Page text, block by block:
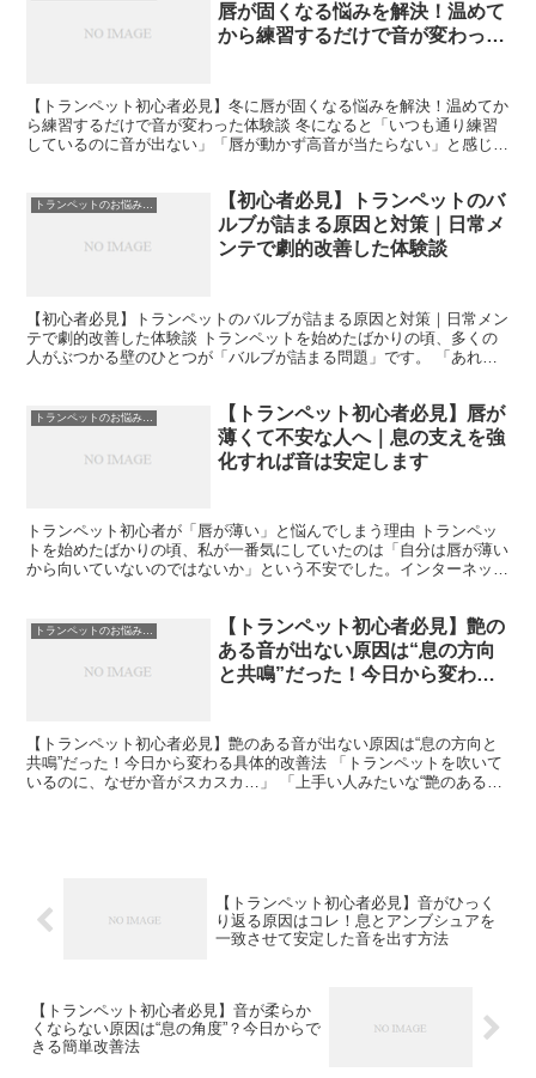
唇が固くなる悩みを解決！温めて
から練習するだけで音が変わった
【トランペット初心者必見】冬に唇が固くなる悩みを解決！温めてか
ら練習するだけで音が変わった体験談 冬になると「いつも通り練習
しているのに音が出ない」「唇が動かず高音が当たらない」と感じた
トランペットのお悩み解決
【初心者必見】トランペットのバ
ルブが詰まる原因と対策｜日常メ
ンテで劇的改善した体験談
【初心者必見】トランペットのバルブが詰まる原因と対策｜日常メン
テで劇的改善した体験談 トランペットを始めたばかりの頃、多くの
人がぶつかる壁のひとつが「バルブが詰まる問題」です。 「あれ？
トランペットのお悩み解決
【トランペット初心者必見】唇が
薄くて不安な人へ｜息の支えを強
化すれば音は安定します
トランペット初心者が「唇が薄い」と悩んでしまう理由 トランペッ
トを始めたばかりの頃、私が一番気にしていたのは「自分は唇が薄い
から向いていないのではないか」という不安でした。インターネット
トランペットのお悩み解決
【トランペット初心者必見】艶の
ある音が出ない原因は“息の方向
と共鳴”だった！今日から変わる
【トランペット初心者必見】艶のある音が出ない原因は“息の方向と
共鳴”だった！今日から変わる具体的改善法 「トランペットを吹いて
いるのに、なぜか音がスカスカ…」 「上手い人みたいな“艶のある
【トランペット初心者必見】音がひっく
り返る原因はコレ！息とアンブシュアを
一致させて安定した音を出す方法
【トランペット初心者必見】音が柔らか
くならない原因は“息の角度”？今日からで
きる簡単改善法